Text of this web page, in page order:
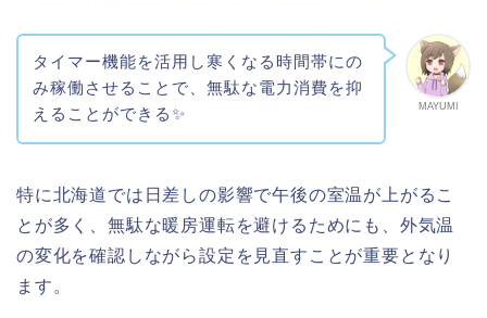
MAYUMI
タイマー機能を活用し寒くなる時間帯にの
み稼働させることで、無駄な電力消費を抑
えることができる✨
特に北海道では日差しの影響で午後の室温が上がるこ
とが多く、無駄な暖房運転を避けるためにも、外気温
の変化を確認しながら設定を見直すことが重要となり
ます。